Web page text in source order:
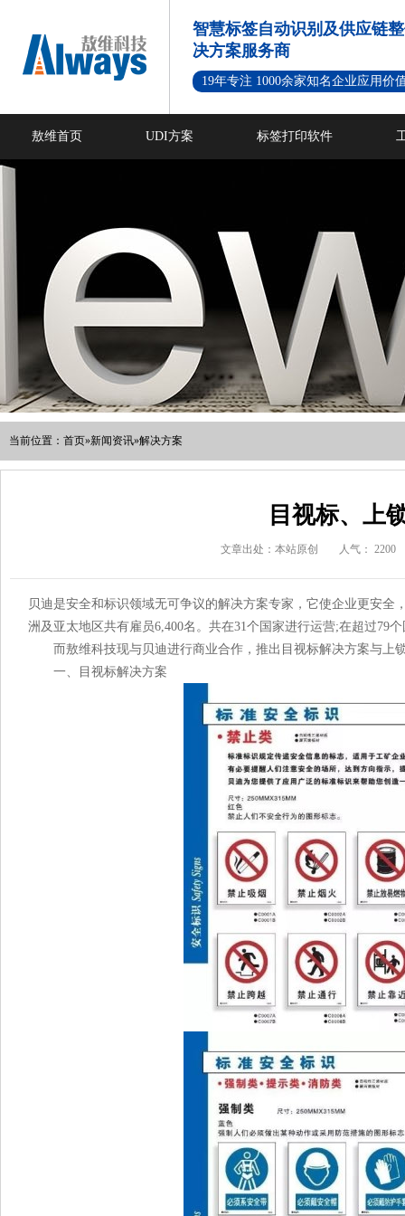
智慧标签自动识别及供应链
决方案服务商
19年专注 1000余家知名企业应用价
敖维首页 UDI方案 标签打印软件
当前位置： 首页»新闻资讯»解决方案
目视标、上
文章出处：本站原创 人气： 2200
贝迪是安全和标识领域无可争议的解决方案专家，它使企业更安
洲及亚太地区共有雇员6,400名。共在31个国家进行运营;在超过79
而敖维科技现与贝迪进行商业合作，推出目视标解决方案与上
一、目视标解决方案